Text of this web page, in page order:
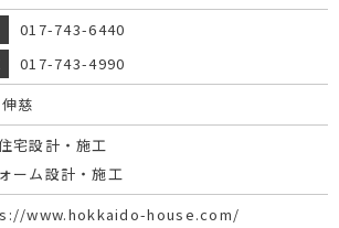
017-743-6440
017-743-4990
慈
宅設計・施工
ーム設計・施工
www.hokkaido-house.com/